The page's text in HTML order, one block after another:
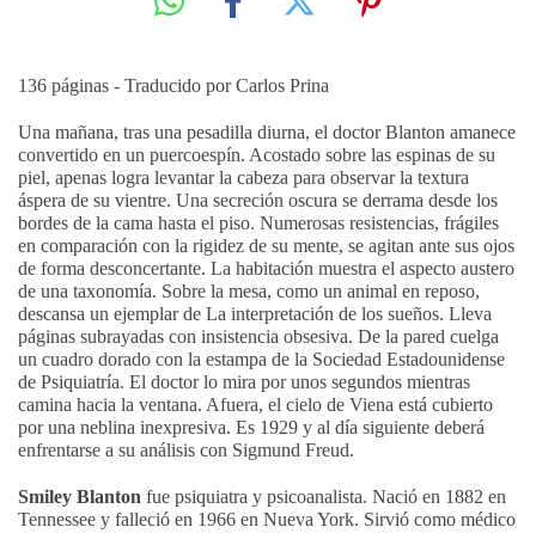
136 páginas - Traducido por Carlos Prina
Una mañana, tras una pesadilla diurna, el doctor Blanton amanece
convertido en un puercoespín. Acostado sobre las espinas de su
piel, apenas logra levantar la cabeza para observar la textura
áspera de su vientre. Una secreción oscura se derrama desde los
bordes de la cama hasta el piso. Numerosas resistencias, frágiles
en comparación con la rigidez de su mente, se agitan ante sus ojos
de forma desconcertante. La habitación muestra el aspecto austero
de una taxonomía. Sobre la mesa, como un animal en reposo,
descansa un ejemplar de La interpretación de los sueños. Lleva
páginas subrayadas con insistencia obsesiva. De la pared cuelga
un cuadro dorado con la estampa de la Sociedad Estadounidense
de Psiquiatría. El doctor lo mira por unos segundos mientras
camina hacia la ventana. Afuera, el cielo de Viena está cubierto
por una neblina inexpresiva. Es 1929 y al día siguiente deberá
enfrentarse a su análisis con Sigmund Freud.
Smiley Blanton fue psiquiatra y psicoanalista. Nació en 1882 en
Tennessee y falleció en 1966 en Nueva York. Sirvió como médico